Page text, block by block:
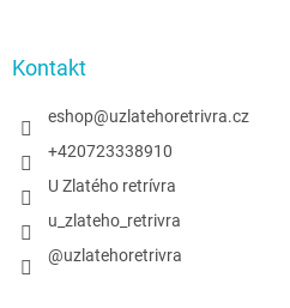
Kontakt
eshop@uzlatehoretrivra.cz
+420723338910
U Zlatého retrívra
u_zlateho_retrivra
@uzlatehoretrivra